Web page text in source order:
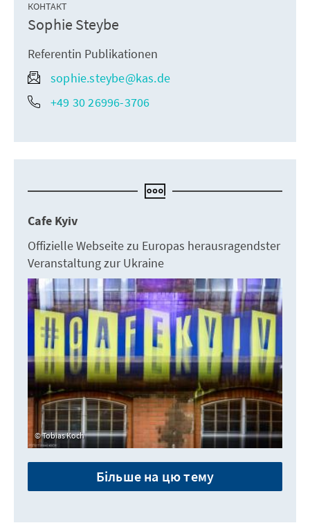
КОНТАКТ
Sophie Steybe
Referentin Publikationen
sophie.steybe@kas.de
+49 30 26996-3706
Cafe Kyiv
Offizielle Webseite zu Europas herausragendster
Veranstaltung zur Ukraine
Tobias Koch
Більше на цю тему